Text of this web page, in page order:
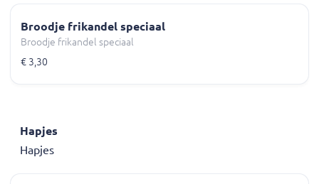
Broodje frikandel speciaal
Broodje frikandel speciaal
€ 3,30
Hapjes
Hapjes